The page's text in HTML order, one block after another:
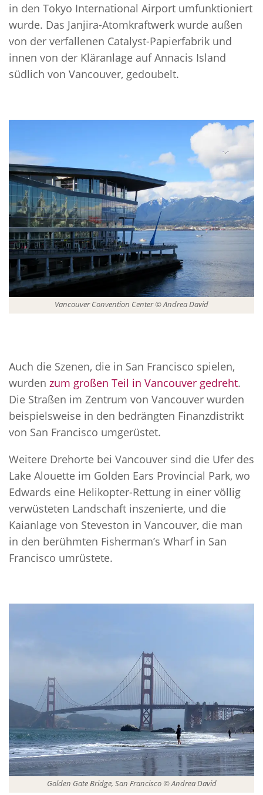
in den Tokyo International Airport umfunktioniert
wurde. Das Janjira-Atomkraftwerk wurde außen
von der verfallenen Catalyst-Papierfabrik und
innen von der Kläranlage auf Annacis Island
südlich von Vancouver, gedoubelt.
Vancouver Convention Center © Andrea David
Auch die Szenen, die in San Francisco spielen,
wurden zum großen Teil in Vancouver gedreht.
Die Straßen im Zentrum von Vancouver wurden
beispielsweise in den bedrängten Finanzdistrikt
von San Francisco umgerüstet.
Weitere Drehorte bei Vancouver sind die Ufer des
Lake Alouette im Golden Ears Provincial Park, wo
Edwards eine Helikopter-Rettung in einer völlig
verwüsteten Landschaft inszenierte, und die
Kaianlage von Steveston in Vancouver, die man
in den berühmten Fisherman’s Wharf in San
Francisco umrüstete.
Golden Gate Bridge, San Francisco © Andrea David